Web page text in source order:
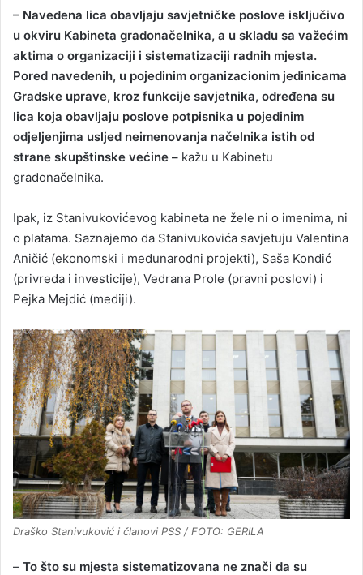
– Navedena lica obavljaju savjetničke poslove isključivo
u okviru Kabineta gradonačelnika, a u skladu sa važećim
aktima o organizaciji i sistematizaciji radnih mjesta.
Pored navedenih, u pojedinim organizacionim jedinicama
Gradske uprave, kroz funkcije savjetnika, određena su
lica koja obavljaju poslove potpisnika u pojedinim
odjeljenjima usljed neimenovanja načelnika istih od
strane skupštinske većine – kažu u Kabinetu
gradonačelnika.
Ipak, iz Stanivukovićevog kabineta ne žele ni o imenima, ni
o platama. Saznajemo da Stanivukovića savjetuju Valentina
Aničić (ekonomski i međunarodni projekti), Saša Kondić
(privreda i investicije), Vedrana Prole (pravni poslovi) i
Pejka Mejdić (mediji).
Draško Stanivuković i članovi PSS / FOTO: GERILA
– To što su mjesta sistematizovana ne znači da su